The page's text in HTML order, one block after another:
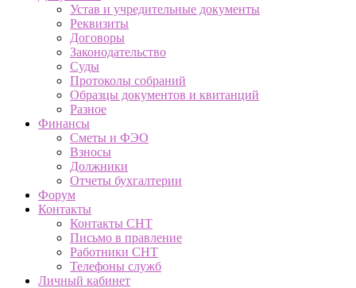
Устав и учредительные документы
Реквизиты
Договоры
Законодательство
Суды
Протоколы собраний
Образцы документов и квитанций
Разное
Финансы
Сметы и ФЭО
Взносы
Должники
Отчеты бухгалтерии
Форум
Контакты
Контакты СНТ
Письмо в правление
Работники СНТ
Телефоны служб
Личный кабинет